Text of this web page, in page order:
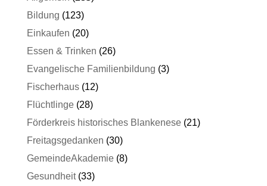
Bildung (123)
Einkaufen (20)
Essen & Trinken (26)
Evangelische Familienbildung (3)
Fischerhaus(12)
Flüchtlinge(28)
Förderkreis historisches Blankenese(21)
Freitagsgedanken (30)
GemeindeAkademie(8)
Gesundheit(33)